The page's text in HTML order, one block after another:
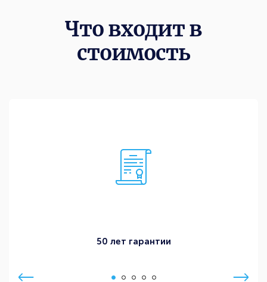
Что входит в
стоимость
50 лет гарантии